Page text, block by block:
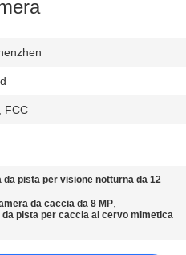
FCC
da pista per visione notturna da 12
da caccia da 8 MP,
pista per caccia al cervo mimetica